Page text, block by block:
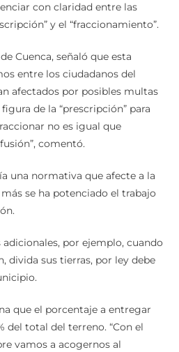
con claridad entre las
y el “fraccionamiento”.
Cuenca, señaló que esta
entre los ciudadanos del
afectados por posibles multas
de la “prescripción” para
no es igual que
comentó.
una normativa que afecte a la
se ha potenciado el trabajo
adicionales, por ejemplo, cuando
divida sus tierras, por ley debe
que el porcentaje a entregar
del total del terreno. “Con el
vamos a acogernos al